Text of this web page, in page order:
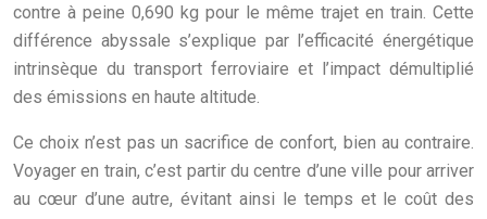
contre à peine 0,690 kg pour le même trajet en train. Cette
différence abyssale s’explique par l’efficacité énergétique
intrinsèque du transport ferroviaire et l’impact démultiplié
des émissions en haute altitude.
Ce choix n’est pas un sacrifice de confort, bien au contraire.
Voyager en train, c’est partir du centre d’une ville pour arriver
au cœur d’une autre, évitant ainsi le temps et le coût des